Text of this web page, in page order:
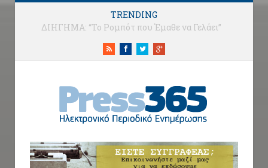
TRENDING
RSS FacebookTwitterGoogle+